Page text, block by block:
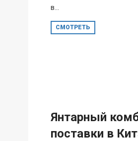
в...
СМОТРЕТЬ
Янтарный
поставки в